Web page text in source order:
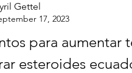
Gettel
17, 2023
para aumentar
esteroides